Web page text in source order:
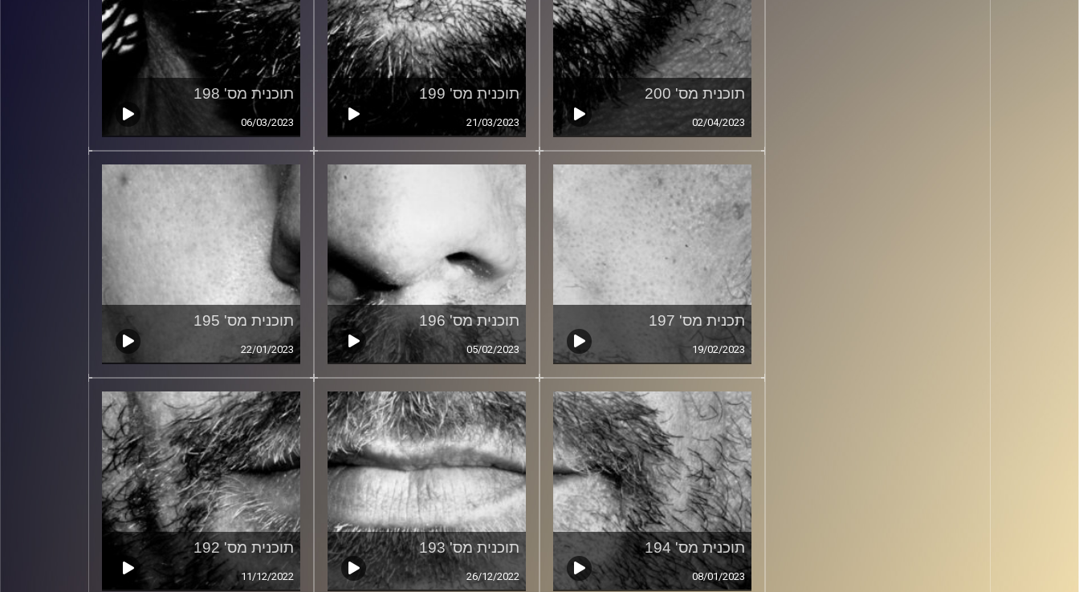
תוכנית מס' 200
02/04/2023
תוכנית מס' 199
21/03/2023
תוכנית מס' 198
06/03/2023
תכנית מס' 197
19/02/2023
תוכנית מס' 196
05/02/2023
תוכנית מס' 195
22/01/2023
תוכנית מס' 194
08/01/2023
תוכנית מס' 193
26/12/2022
תוכנית מס' 192
11/12/2022